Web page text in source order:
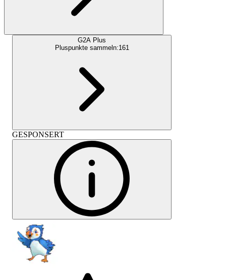
G2A Plus
Pluspunkte sammeln:161
GESPONSERT